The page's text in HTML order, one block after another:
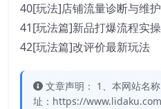
40[玩法]店铺流量诊断与维
41[玩法篇]新品打爆流程实操
42[玩法篇]改评价最新玩法
文章声明： 1、本网站名
址：https://